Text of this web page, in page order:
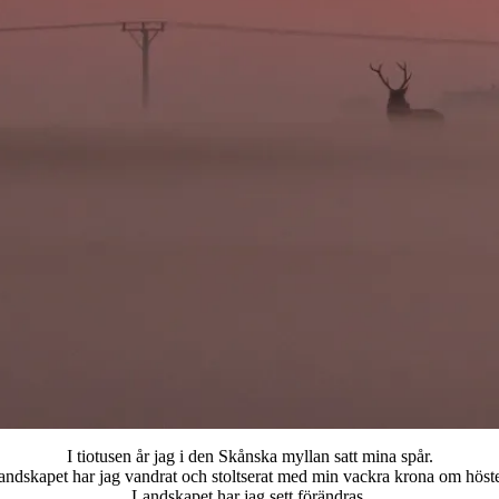
I tiotusen år jag i den Skånska myllan satt mina spår.
har jag vandrat och stoltserat med min vackra krona om